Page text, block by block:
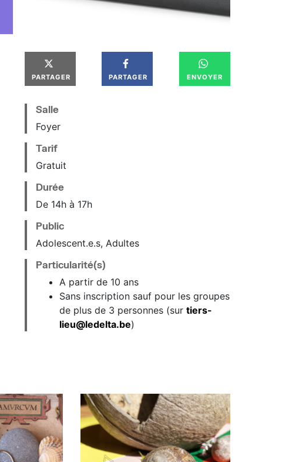
PARTAGER PARTAGER ENVOYER
Salle
Foyer
Tarif
Gratuit
Durée
De 14h à 17h
Public
Adolescent.e.s, Adultes
Particularité(s)
A partir de 10 ans
Sans inscription sauf pour les groupes
de plus de 3 personnes (sur tiers-
lieu@ledelta.be)